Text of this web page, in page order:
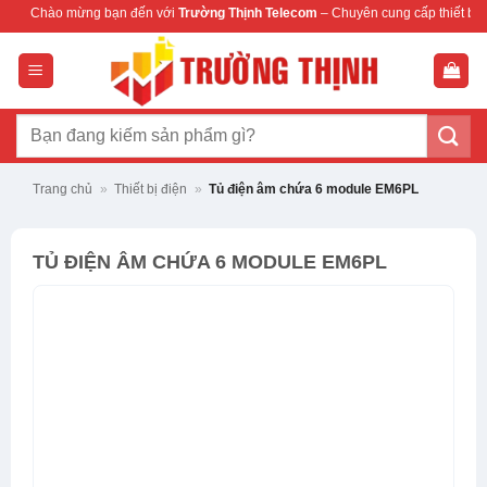
dung
bạn đến vớiTrường Thịnh Telecom – Chuyên cung cấp thiết bị mạng &
Tìm
Trang chủ » Thiết bị điện » Tủ điện âm chứa 6 module EM6PL
TỦ ĐIỆN ÂM CHỨA 6 MODULE EM6PL